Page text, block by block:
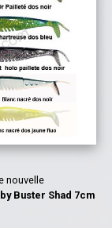
nouvelle
Buster Shad 7cm